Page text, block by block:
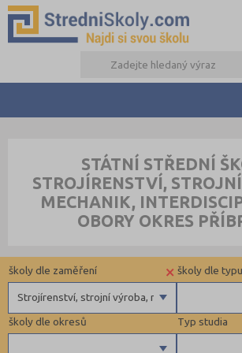
PŘÍPRAVA
STÁTNÍ STŘEDNÍ
STROJÍRENSTVÍ,
MECHANIK,
OBORY OKRES
Typ studia
školy dle okresů
školy dle typu
Krajské
×
Strojírenství, strojní výroba, mechanik,
školy dle zaměření
Gymnázia